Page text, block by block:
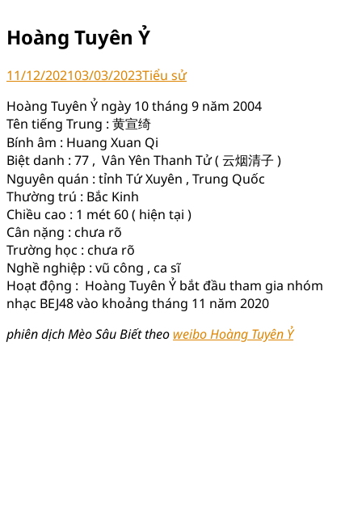
Hoàng Tuyên Ỷ
11/12/202103/03/2023Tiểu sử
Hoàng Tuyên Ỷ ngày 10 tháng 9 năm 2004
Tên tiếng Trung : 黄宣绮
Bính âm : Huang Xuan Qi
Biệt danh : 77 , Vân Yên Thanh Tử ( 云烟清子 )
Nguyên quán : tỉnh Tứ Xuyên , Trung Quốc
Thường trú : Bắc Kinh
Chiều cao : 1 mét 60 ( hiện tại )
Cân nặng : chưa rõ
Trường học : chưa rõ
Nghề nghiệp : vũ công , ca sĩ
Hoạt động : Hoàng Tuyên Ỷ bắt đầu tham gia nhóm
nhạc BEJ48 vào khoảng tháng 11 năm 2020
phiên dịch Mèo Sâu Biết theo weibo Hoàng Tuyên Ỷ